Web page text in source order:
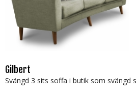
Gilbert
Svängd 3 sits soffa i butik som svängd